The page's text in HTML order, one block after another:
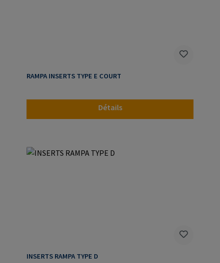
RAMPA INSERTS TYPE E COURT
Détails
INSERTS RAMPA TYPE D